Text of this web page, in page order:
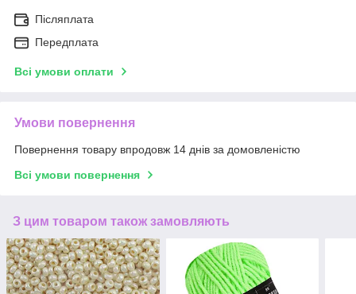
Післяплата
Передплата
Всі умови оплати
Умови повернення
Повернення товару впродовж 14 днів за домовленістю
Всі умови повернення
З цим товаром також замовляють